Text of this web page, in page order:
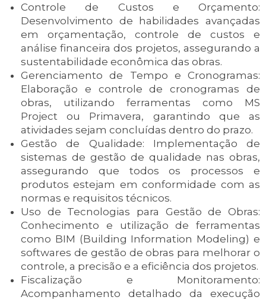
Controle de Custos e Orçamento:
Desenvolvimento de habilidades avançadas
em orçamentação, controle de custos e
análise financeira dos projetos, assegurando a
sustentabilidade econômica das obras.
Gerenciamento de Tempo e Cronogramas:
Elaboração e controle de cronogramas de
obras, utilizando ferramentas como MS
Project ou Primavera, garantindo que as
atividades sejam concluídas dentro do prazo.
Gestão de Qualidade: Implementação de
sistemas de gestão de qualidade nas obras,
assegurando que todos os processos e
produtos estejam em conformidade com as
normas e requisitos técnicos.
Uso de Tecnologias para Gestão de Obras:
Conhecimento e utilização de ferramentas
como BIM (Building Information Modeling) e
softwares de gestão de obras para melhorar o
controle, a precisão e a eficiência dos projetos.
Fiscalização e Monitoramento:
Acompanhamento detalhado da execução